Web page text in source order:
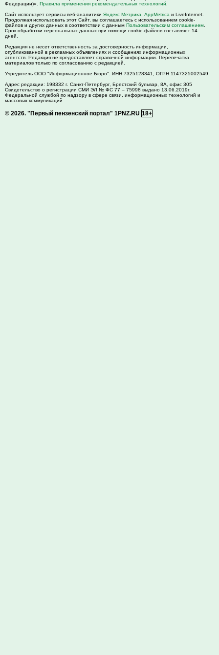
Федерации)». Правила применения рекомендательных технологий
Сайт использует сервисы веб-аналитики Яндекс Метрика AppMetrica и LiveInternet.
Продолжая использовать этот Сайт, вы соглашаетесь с использованием cookie-
файлов и других данных в соответствии с данным Пользовательским соглашением
Срок обработки персональных данных при помощи cookie-файлов составляет 14
дней.
Редакция не несет ответственность за достоверность информации,
опубликованной в рекламных объявлениях и сообщениях информационных
агентств. Редакция не предоставляет справочной информации. Перепечатка
материалов только по согласованию с редакцией.
Учредитель ООО "Информационное Бюро". ИНН 7325128341, ОГРН 1147325002549
Адрес редакции: 198332 г. Санкт-Петербург, Брестский бульвар, 8А, офис 305
Свидетельство о регистрации СМИ ЭЛ № ФС 77 – 75998 выдано 13.06.2019г.
Федеральной службой по надзору в сфере связи, информационных технологий и
массовых коммуникаций
© 2026. "Первый пензенский портал" 1PNZ.RU 18+